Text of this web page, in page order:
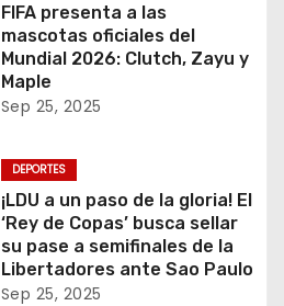
FIFA presenta a las
mascotas oficiales del
Mundial 2026: Clutch, Zayu y
Maple
Sep 25, 2025
DEPORTES
¡LDU a un paso de la gloria! El
‘Rey de Copas’ busca sellar
su pase a semifinales de la
Libertadores ante Sao Paulo
Sep 25, 2025